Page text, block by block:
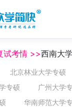
试考情 >>西南大
北京林业大学专硕
专硕
广州大学
华南师范大学